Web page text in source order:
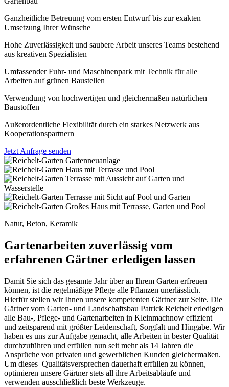
Ganzheitliche Betreuung vom ersten Entwurf bis zur exakten
Umsetzung Ihrer Wünsche
Hohe Zuverlässigkeit und saubere Arbeit unseres Teams bestehend
aus kreativen Spezialisten
Umfassender Fuhr- und Maschinenpark mit Technik für alle
Arbeiten auf grünen Baustellen
Verwendung von hochwertigen und gleichermaßen natürlichen
Baustoffen
Außerordentliche Flexibilität durch ein starkes Netzwerk aus
Kooperationspartnern
Jetzt Anfrage senden
Natur, Beton, Keramik
Gartenarbeiten zuverlässig vom
erfahrenen Gärtner erledigen lassen
Damit Sie sich das gesamte Jahr über an Ihrem Garten erfreuen
können, ist die regelmäßige Pflege alle Pflanzen unerlässlich.
Hierfür stellen wir Ihnen unsere kompetenten Gärtner zur Seite. Die
Gärtner vom Garten- und Landschaftsbau Patrick Reichelt erledigen
alle Bau-, Pflege- und Gartenarbeiten in Kleinmachnow effizient
und zeitsparend mit größter Leidenschaft, Sorgfalt und Hingabe. Wir
haben es uns zur Aufgabe gemacht, alle Arbeiten in bester Qualität
durchzuführen und erfüllen nun seit mehr als 14 Jahren die
Ansprüche von privaten und gewerblichen Kunden gleichermaßen.
Um dieses Qualitätsversprechen dauerhaft erfüllen zu können,
optimieren unsere Gärtner stets all ihre Arbeitsabläufe und
verwenden ausschließlich beste Werkzeuge.